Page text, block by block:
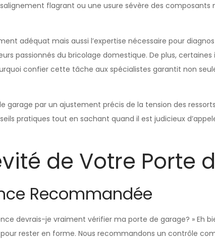
flagrant ou une usure sévère des
adéquat mais aussi l’expertise nécessaire pour
passionnés du bricolage domestique. De plus,
confier cette tâche aux spécialistes garantit non
garage par un ajustement précis de la tension des
pratiques tout en sachant quand il est judicieux
de Votre Porte
Recommandée
devrais-je vraiment vérifier ma porte de garage? » Eh
rester en forme. Nous recommandons un contrôle